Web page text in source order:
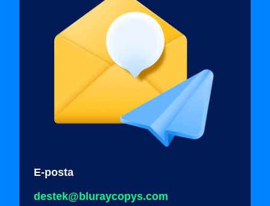
E-posta
destek@bluraycopys.com